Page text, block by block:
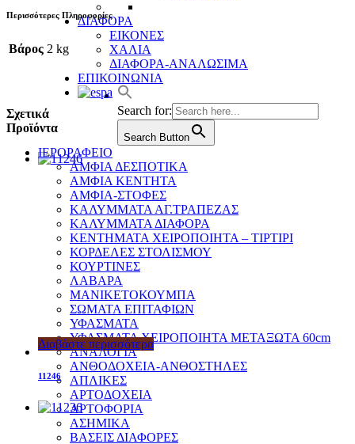
ΔΙΑΦΟΡΑ
ΕΙΚΟΝΕΣ
ΧΑΛΙΑ
ΔΙΑΦΟΡΑ-ΑΝΑΛΩΣΙΜΑ
ΕΠΙΚΟΙΝΩΝΙΑ
Search for:
Search Button
ΙΕΡΟΡΑΦΕΙΟ
ΑΜΦΙΑ ΔΕΣΠΟΤΙΚΑ
ΑΜΦΙΑ ΚΕΝΤΗΤΑ
ΑΜΦΙΑ-ΣΤΟΦΕΣ
ΚΑΛΥΜΜΑΤΑ ΑΓ.ΤΡΑΠΕΖΑΣ
ΚΑΛΥΜΜΑΤΑ ΔΙΑΦΟΡΑ
ΚΕΝΤΗΜΑΤΑ ΧΕΙΡΟΠΟΙΗΤΑ – ΤΙΡΤΙΡΙ
ΚΟΡΔΕΛΕΣ ΣΤΟΛΙΣΜΟΥ
ΚΟΥΡΤΙΝΕΣ
ΛΑΒΑΡΑ
ΜΑΝΙΚΕΤΟΚΟΥΜΠΑ
ΣΩΜΑΤΑ ΕΠΙΤΑΦΙΩΝ
ΥΦΑΣΜΑΤΑ
ΥΦΑΣΜΑΤΑ ΧΕΙΡΟΠΟΙΗΤΑ ΜΕΤΑΞΩΤΑ 60cm
ΑΝΑΛΟΓΙΑ
ΑΝΘΟΔΟΧΕΙΑ-ΑΝΘΟΣΤΗΛΕΣ
ΑΠΛΙΚΕΣ
ΑΡΤΟΔΟΧΕΙΑ
ΑΡΤΟΦΟΡΙΑ
ΑΣΗΜΙΚΑ
ΒΑΣΕΙΣ ΔΙΑΦΟΡΕΣ
Περισσότερες Πληροφορίες
Βάρος 2 kg
Σχετικά
Προϊόντα
Διαβάστε περισσότερα
11246